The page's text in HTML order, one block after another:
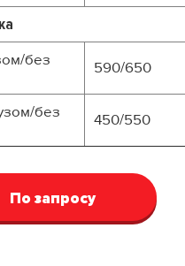
без
590/650
без
450/550
По запросу